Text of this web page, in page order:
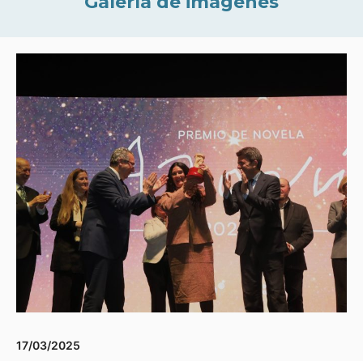
17/03/2025